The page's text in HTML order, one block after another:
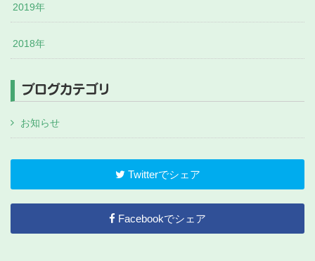
2019年
2018年
ブログカテゴリ
お知らせ
Twitterでシェア
Facebookでシェア